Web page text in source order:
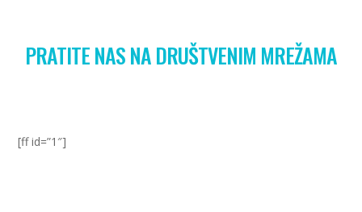
PRATITE NAS NA DRUŠTVENIM MREŽAMA
[ff id=”1″]